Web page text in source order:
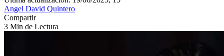
Angel David Quintero
Compartir
3 Min de Lectura